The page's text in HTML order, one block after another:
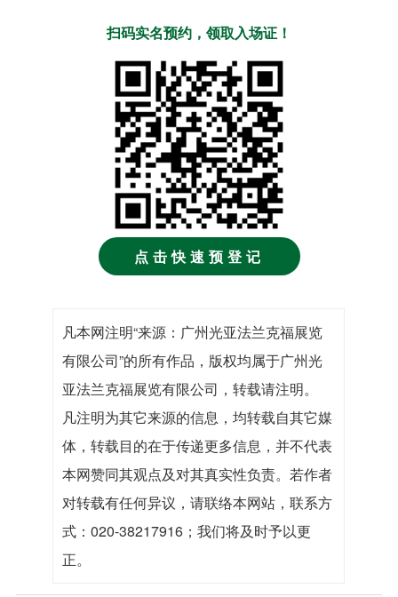
扫码实名预约，领取入场证！
点击快速预登记
凡本网注明“来源：广州光亚法兰克福展览
有限公司”的所有作品，版权均属于广州光
亚法兰克福展览有限公司，转载请注明。
凡注明为其它来源的信息，均转载自其它媒
体，转载目的在于传递更多信息，并不代表
本网赞同其观点及对其真实性负责。若作者
对转载有任何异议，请联络本网站，联系方
式：020-38217916；我们将及时予以更
正。